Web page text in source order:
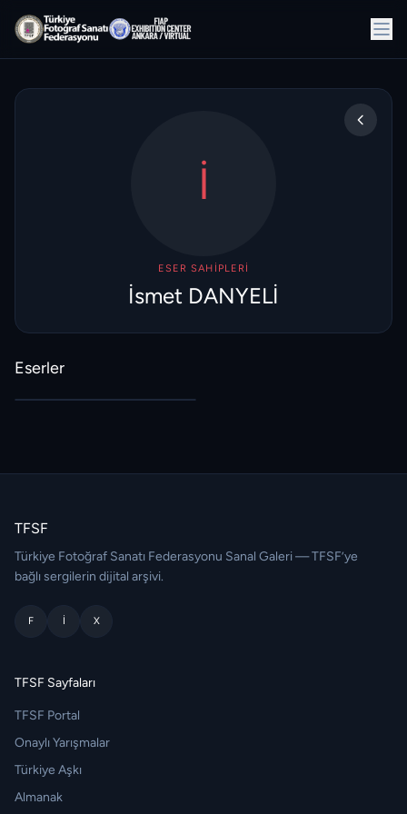
İ
ESER SAHIPLERI
İsmet DANYELİ
Eserler
TFSF
Türkiye Fotoğraf Sanatı Federasyonu Sanal Galeri — TFSF’ye
bağlı sergilerin dijital arşivi.
F I X
TFSF Sayfaları
TFSF Portal
Onaylı Yarışmalar
Türkiye Aşkı
Almanak